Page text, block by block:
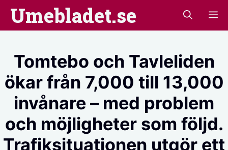
Hoppa
Umebladet.se
Tomtebo och Tavleliden
ökar från 7,000 till 13,000
invånare – med problem
och möjligheter som följd.
Trafiksituationen utgör ett